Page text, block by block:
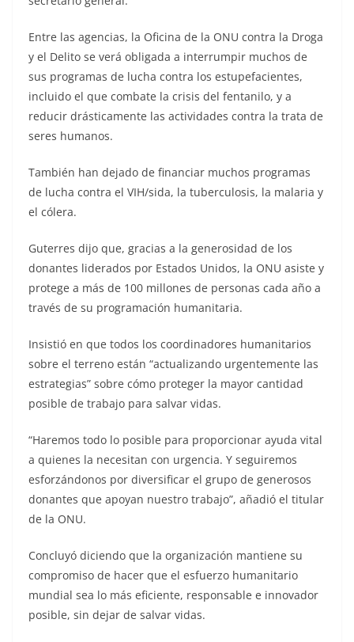
Entre las agencias, la Oficina de la ONU contra la Droga
y el Delito se verá obligada a interrumpir muchos de
sus programas de lucha contra los estupefacientes,
incluido el que combate la crisis del fentanilo, y a
reducir drásticamente las actividades contra la trata de
seres humanos.
También han dejado de financiar muchos programas
de lucha contra el VIH/sida, la tuberculosis, la malaria y
el cólera.
Guterres dijo que, gracias a la generosidad de los
donantes liderados por Estados Unidos, la ONU asiste y
protege a más de 100 millones de personas cada año a
través de su programación humanitaria.
Insistió en que todos los coordinadores humanitarios
sobre el terreno están “actualizando urgentemente las
estrategias” sobre cómo proteger la mayor cantidad
posible de trabajo para salvar vidas.
“Haremos todo lo posible para proporcionar ayuda vital
a quienes la necesitan con urgencia. Y seguiremos
esforzándonos por diversificar el grupo de generosos
donantes que apoyan nuestro trabajo”, añadió el titular
de la ONU.
Concluyó diciendo que la organización mantiene su
compromiso de hacer que el esfuerzo humanitario
mundial sea lo más eficiente, responsable e innovador
posible, sin dejar de salvar vidas.